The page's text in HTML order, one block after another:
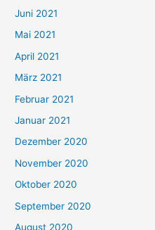
c
h
:
Juni 2021
Mai 2021
April 2021
März 2021
Februar 2021
Januar 2021
Dezember 2020
November 2020
Oktober 2020
September 2020
August 2020